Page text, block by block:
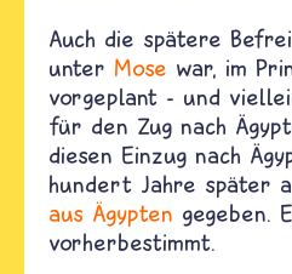
Auch die spätere
unter Mose war, im
vorgeplant - und
für den Zug nach
diesen Einzug nach
hundert Jahre später
aus Ägypten gegeben.
vorherbestimmt.